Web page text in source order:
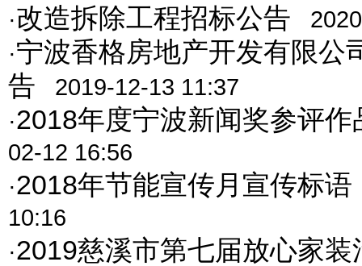
·改造拆除工程招标公告
·宁波香格房地产开发有限公
告
2019-12-13 11:37
·2018年度宁波新闻奖参评作
02-12 16:56
·2018年节能宣传月宣传标语
10:16
·2019慈溪市第七届放心家装